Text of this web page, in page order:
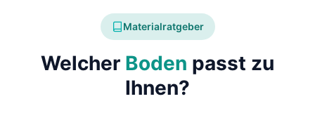
Materialratgeber
Welcher Boden passt zu
Ihnen?